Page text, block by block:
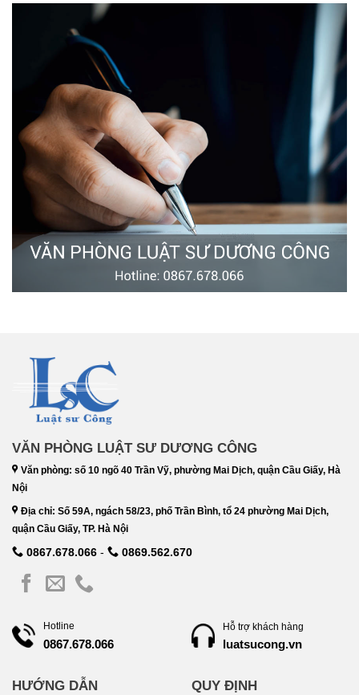
VĂN PHÒNG LUẬT SƯ DƯƠNG CÔNG
Văn phòng: số 10 ngõ 40 Trần Vỹ, phường Mai Dịch, quận Cầu Giấy, Hà
Nội
Địa chỉ: Số 59A, ngách 58/23, phố Trần Bình, tổ 24 phường Mai Dịch,
quận Cầu Giấy, TP. Hà Nội
0867.678.066 - 0869.562.670
Hotline
0867.678.066
HƯỚNG DẪN
Hỗ trợ khách hàng
luatsucong.vn
QUY ĐỊNH